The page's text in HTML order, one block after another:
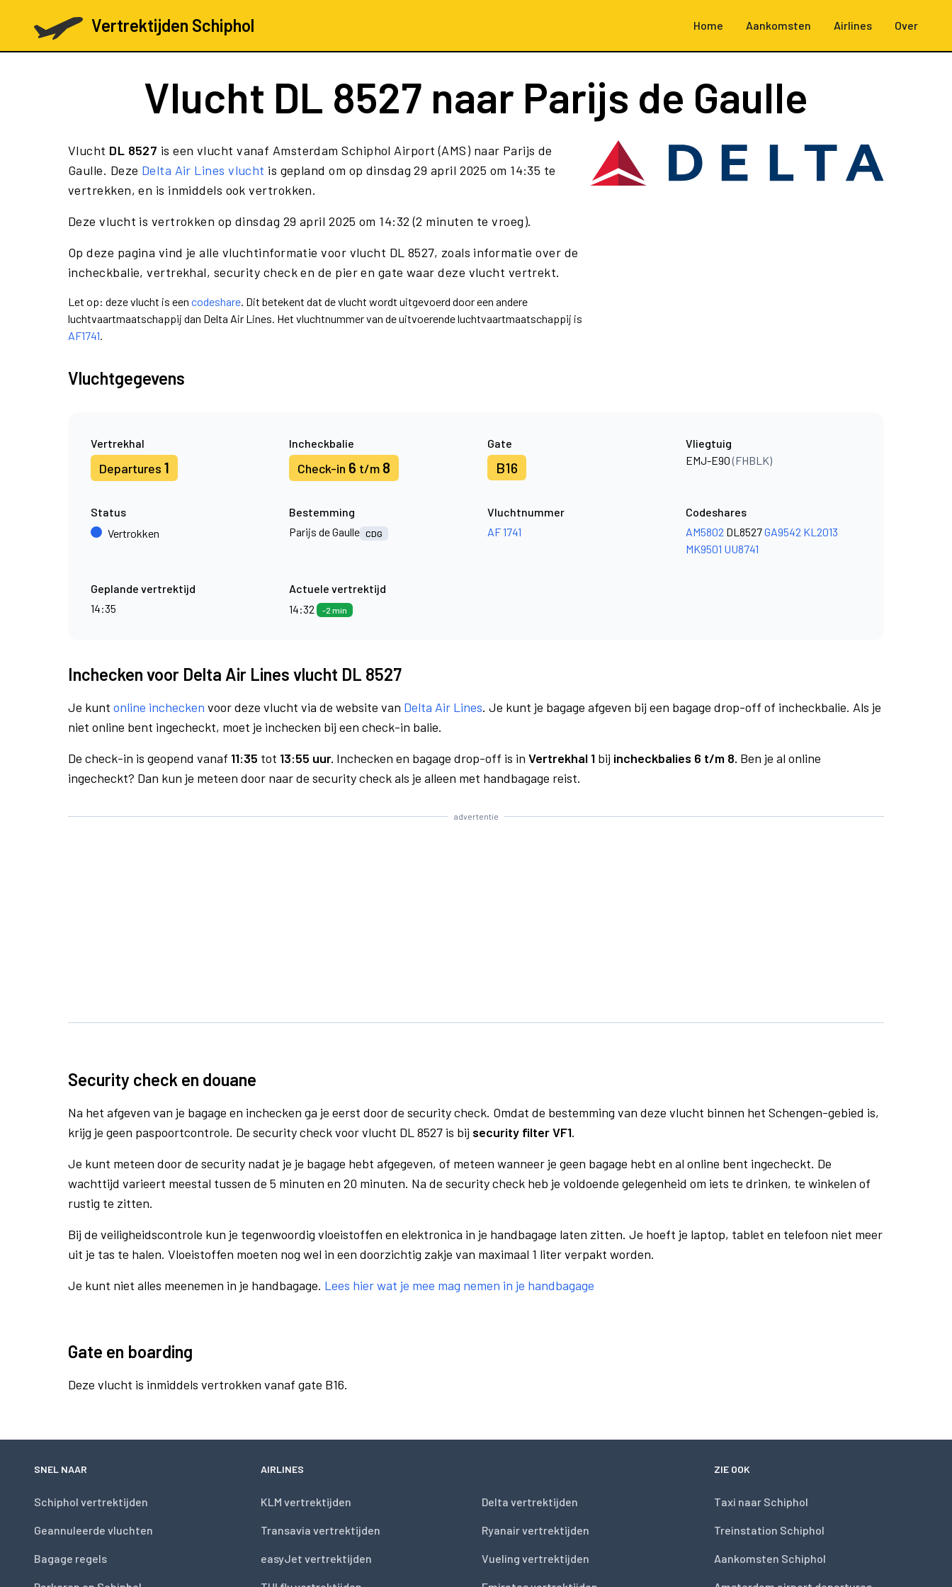
Vertrektijden Schiphol Home Aankomsten Airlines Over
Vlucht DL 8527 naar Parijs de Gaulle
Vlucht DL 8527 is een vlucht vanaf Amsterdam Schiphol Airport (AMS) naar Parijs de
Gaulle. Deze Delta Air Lines vlucht is gepland om op dinsdag 29 april 2025 om 14:35 te
vertrekken, en is inmiddels ook vertrokken.
Deze vlucht is vertrokken op dinsdag 29 april 2025 om 14:32 (2 minuten te vroeg).
Op deze pagina vind je alle vluchtinformatie voor vlucht DL 8527, zoals informatie over de
incheckbalie, vertrekhal, security check en de pier en gate waar deze vlucht vertrekt.
Let op: deze vlucht is een codeshare. Dit betekent dat de vlucht wordt uitgevoerd door een andere
luchtvaartmaatschappij dan Delta Air Lines. Het vluchtnummer van de uitvoerende luchtvaartmaatschappij is
AF1741.
Vluchtgegevens
Vertrekhal
Departures 1
Incheckbalie
Check-in 6 t/m 8
Gate
B16
Vliegtuig
EMJ-E90(FHBLK)
Status
Vertrokken
Bestemming
Parijs de Gaulle CDG
Vluchtnummer
AF 1741
Codeshares
AM5802 DL8527GA9542 KL2013
MK9501 UU8741
Geplande vertrektijd
14:35
Actuele vertrektijd
14:32
-2 min
Inchecken voor Delta Air Lines vlucht DL 8527
Je kunt online inchecken voor deze vlucht via de website van Delta Air Lines. Je kunt je bagage afgeven bij een bagage drop-off of incheckbalie. Als je
niet online bent ingecheckt, moet je inchecken bij een check-in balie.
De check-in is geopend vanaf 11:35 tot 13:55 uur. Inchecken en bagage drop-off is in Vertrekhal 1 bij incheckbalies 6 t/m 8. Ben je al online
ingecheckt? Dan kun je meteen door naar de security check als je alleen met handbagage reist.
advertentie
Security check en douane
Na het afgeven van je bagage en inchecken ga je eerst door de security check. Omdat de bestemming van deze vlucht binnen het Schengen-gebied is,
krijg je geen paspoortcontrole. De security check voor vlucht DL 8527 is bij security filter VF1.
Je kunt meteen door de security nadat je je bagage hebt afgegeven, of meteen wanneer je geen bagage hebt en al online bent ingecheckt. De
wachttijd varieert meestal tussen de 5 minuten en 20 minuten. Na de security check heb je voldoende gelegenheid om iets te drinken, te winkelen of
rustig te zitten.
Bij de veiligheidscontrole kun je tegenwoordig vloeistoffen en elektronica in je handbagage laten zitten. Je hoeft je laptop, tablet en telefoon niet meer
uit je tas te halen. Vloeistoffen moeten nog wel in een doorzichtig zakje van maximaal 1 liter verpakt worden.
Je kunt niet alles meenemen in je handbagage. Lees hier wat je mee mag nemen in je handbagage
Gate en boarding
Deze vlucht is inmiddels vertrokken vanaf gate B16.
SNEL NAAR
Schiphol vertrektijden
Geannuleerde vluchten
Bagage regels
AIRLINES
KLM vertrektijden
Transavia vertrektijden
easyJet vertrektijden
Delta vertrektijden
Ryanair vertrektijden
Vueling vertrektijden
ZIE OOK
Taxi naar Schiphol
Treinstation Schiphol
Aankomsten Schiphol